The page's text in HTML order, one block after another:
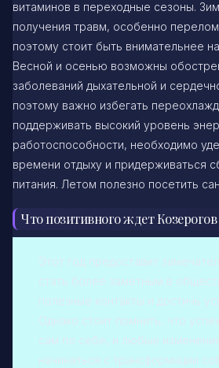
витаминов в переходные сезоны.
получения травм, особенно
поэтому стоит быть внимательнее
Весной и осенью возможны
заболеваний дыхательной и
поэтому важно избегать
поддерживать высокий уровень
работоспособности, необходимо
времени отдыху и придерживаться
питания. Летом полезно посетить
Что позитивного ждет Козерогов
Этот год предоставит
стать более заметным в
полезные контакты и достичь
Однако стоит помнить, что
сам по себе, и любые
начинаться с трансформации